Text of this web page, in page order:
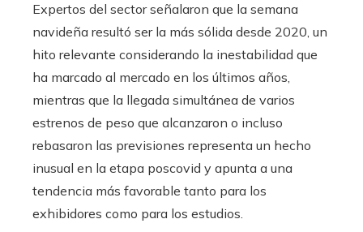
Expertos del sector señalaron que la semana
navideña resultó ser la más sólida desde 2020, un
hito relevante considerando la inestabilidad que
ha marcado al mercado en los últimos años,
mientras que la llegada simultánea de varios
estrenos de peso que alcanzaron o incluso
rebasaron las previsiones representa un hecho
inusual en la etapa poscovid y apunta a una
tendencia más favorable tanto para los
exhibidores como para los estudios.